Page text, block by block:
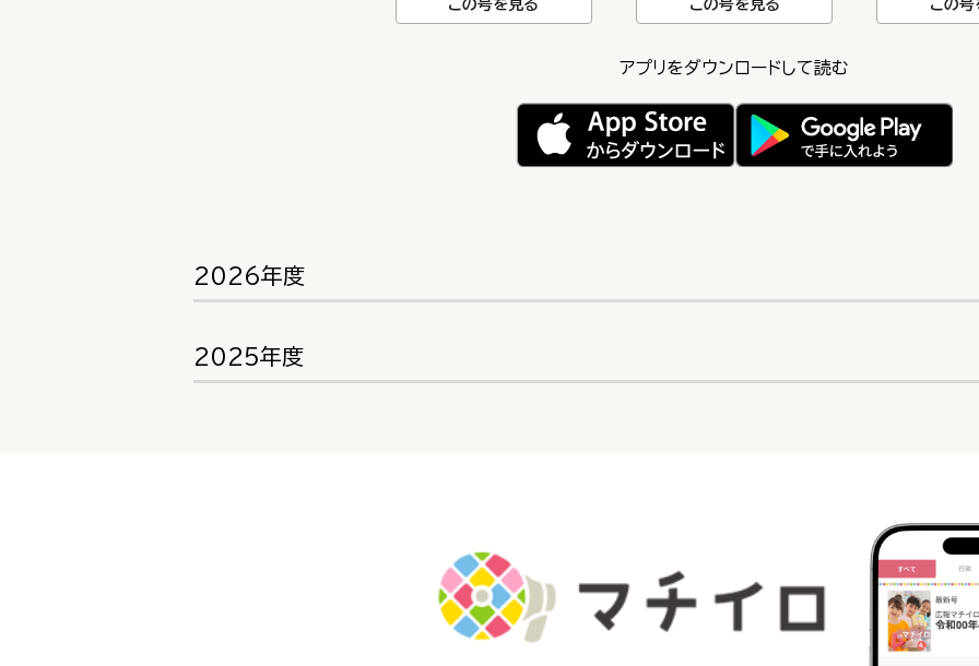
この号を見る この号を見る この号
アプリをダウンロードして読む
2026年度
2025年度